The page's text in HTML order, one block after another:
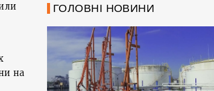
на
ГОЛОВНІ НОВИНИ